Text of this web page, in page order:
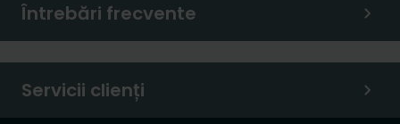
Întrebări frecvente
Servicii clienți